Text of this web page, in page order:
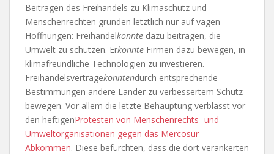
Beiträgen des Freihandels zu Klimaschutz und
Menschenrechten gründen letztlich nur auf vagen
Hoffnungen: Freihandelkönnte dazu beitragen, die
Umwelt zu schützen. Erkönnte Firmen dazu bewegen, in
klimafreundliche Technologien zu investieren.
Freihandelsverträgekönntendurch entsprechende
Bestimmungen andere Länder zu verbessertem Schutz
bewegen. Vor allem die letzte Behauptung verblasst vor
den heftigenProtesten von Menschenrechts- und
Umweltorganisationen gegen das Mercosur-
Abkommen. Diese befürchten, dass die dort verankerten